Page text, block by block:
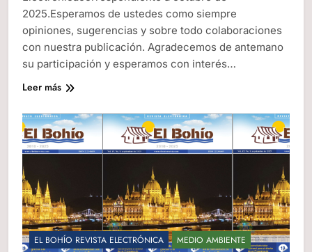
2025.Esperamos de ustedes como siempre
opiniones, sugerencias y sobre todo colaboraciones
con nuestra publicación. Agradecemos de antemano
su participación y esperamos con interés…
Leer más
EL BOHÍO REVISTA ELECTRÓNICA MEDIO AMBIENTE